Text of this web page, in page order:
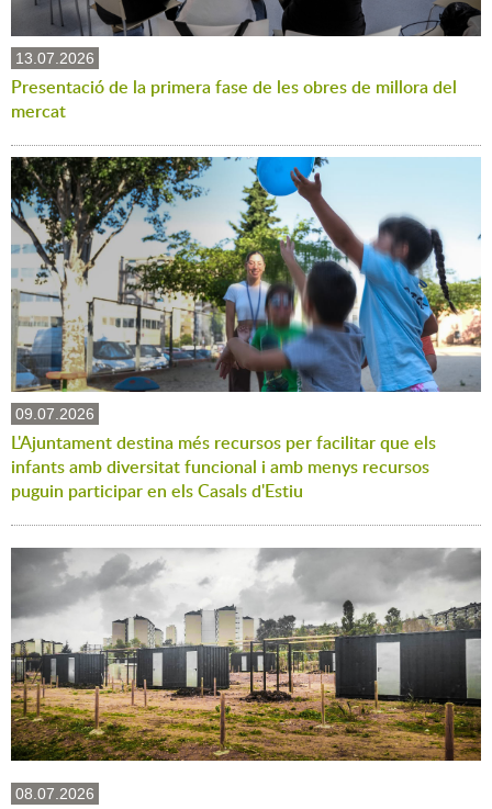
13.07.2026
Presentació de la primera fase de les obres de millora del
mercat
09.07.2026
L'Ajuntament destina més recursos per facilitar que els
infants amb diversitat funcional i amb menys recursos
puguin participar en els Casals d'Estiu
08.07.2026